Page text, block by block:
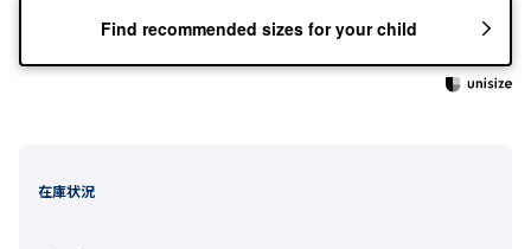
Find recommended sizes for your child
在庫状況